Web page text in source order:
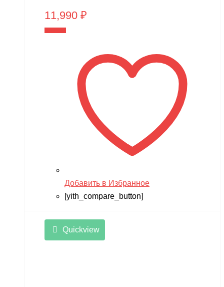
11,990 ₽
Добавить в Избранное
[yith_compare_button]
Quickview